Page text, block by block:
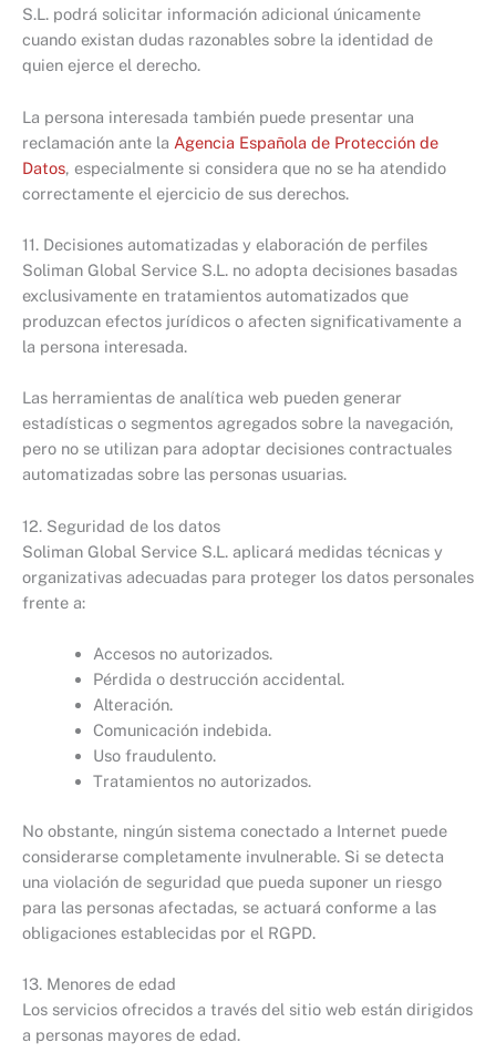
S.L. podrá solicitar información adicional únicamente
cuando existan dudas razonables sobre la identidad de
quien ejerce el derecho.
La persona interesada también puede presentar una
reclamación ante la Agencia Española de Protección de
Datos, especialmente si considera que no se ha atendido
correctamente el ejercicio de sus derechos.
11. Decisiones automatizadas y elaboración de perfiles
Soliman Global Service S.L. no adopta decisiones basadas
exclusivamente en tratamientos automatizados que
produzcan efectos jurídicos o afecten significativamente a
la persona interesada.
Las herramientas de analítica web pueden generar
estadísticas o segmentos agregados sobre la navegación,
pero no se utilizan para adoptar decisiones contractuales
automatizadas sobre las personas usuarias.
12. Seguridad de los datos
Soliman Global Service S.L. aplicará medidas técnicas y
organizativas adecuadas para proteger los datos personales
frente a:
Accesos no autorizados.
Pérdida o destrucción accidental.
Alteración.
Comunicación indebida.
Uso fraudulento.
Tratamientos no autorizados.
No obstante, ningún sistema conectado a Internet puede
considerarse completamente invulnerable. Si se detecta
una violación de seguridad que pueda suponer un riesgo
para las personas afectadas, se actuará conforme a las
obligaciones establecidas por el RGPD.
13. Menores de edad
Los servicios ofrecidos a través del sitio web están dirigidos
a personas mayores de edad.